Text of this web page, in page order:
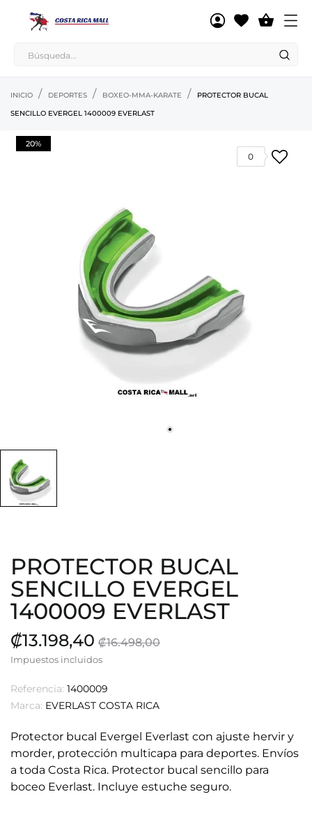

INICIO DEPORTES BOXEO-MMA-KARATE
PROTECTOR BUCAL
SENCILLO EVERGEL 1400009 EVERLAST
20%
0
PROTECTOR BUCAL
SENCILLO EVERGEL
1400009 EVERLAST
₡13.198,40 ₡16.498,00
Impuestos incluidos
Referencia: 1400009
Marca: EVERLAST COSTA RICA
Protector bucal Evergel Everlast con ajuste hervir y
morder, protección multicapa para deportes. Envíos
a toda Costa Rica. Protector bucal sencillo para
boceo Everlast. Incluye estuche seguro.